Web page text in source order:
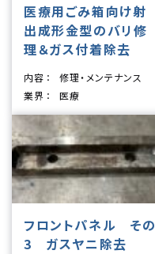
医療用ごみ箱向け射
出成形金型のバリ修
理＆ガス付着除去
内容
修理・メンテナンス
業界
医療
フロントパネル その
3 ガスヤニ除去